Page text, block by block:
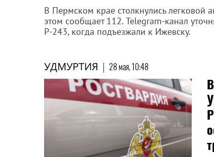
В Пермском крае столкнулись легковой
этом сообщает 112. Telegram-канал
Р-243, когда подъезжали к Ижевску.
УДМУРТИЯ | 28 мая, 10:48